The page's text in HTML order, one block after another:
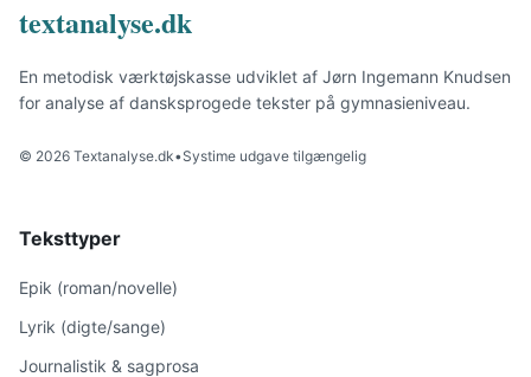
textanalyse.dk
En metodisk værktøjskasse udviklet af Jørn Ingemann Knudsen
for analyse af dansksprogede tekster på gymnasieniveau.
© 2026 Textanalyse.dk•Systime udgave tilgængelig
Teksttyper
Epik (roman/novelle)
Lyrik (digte/sange)
Journalistik & sagprosa